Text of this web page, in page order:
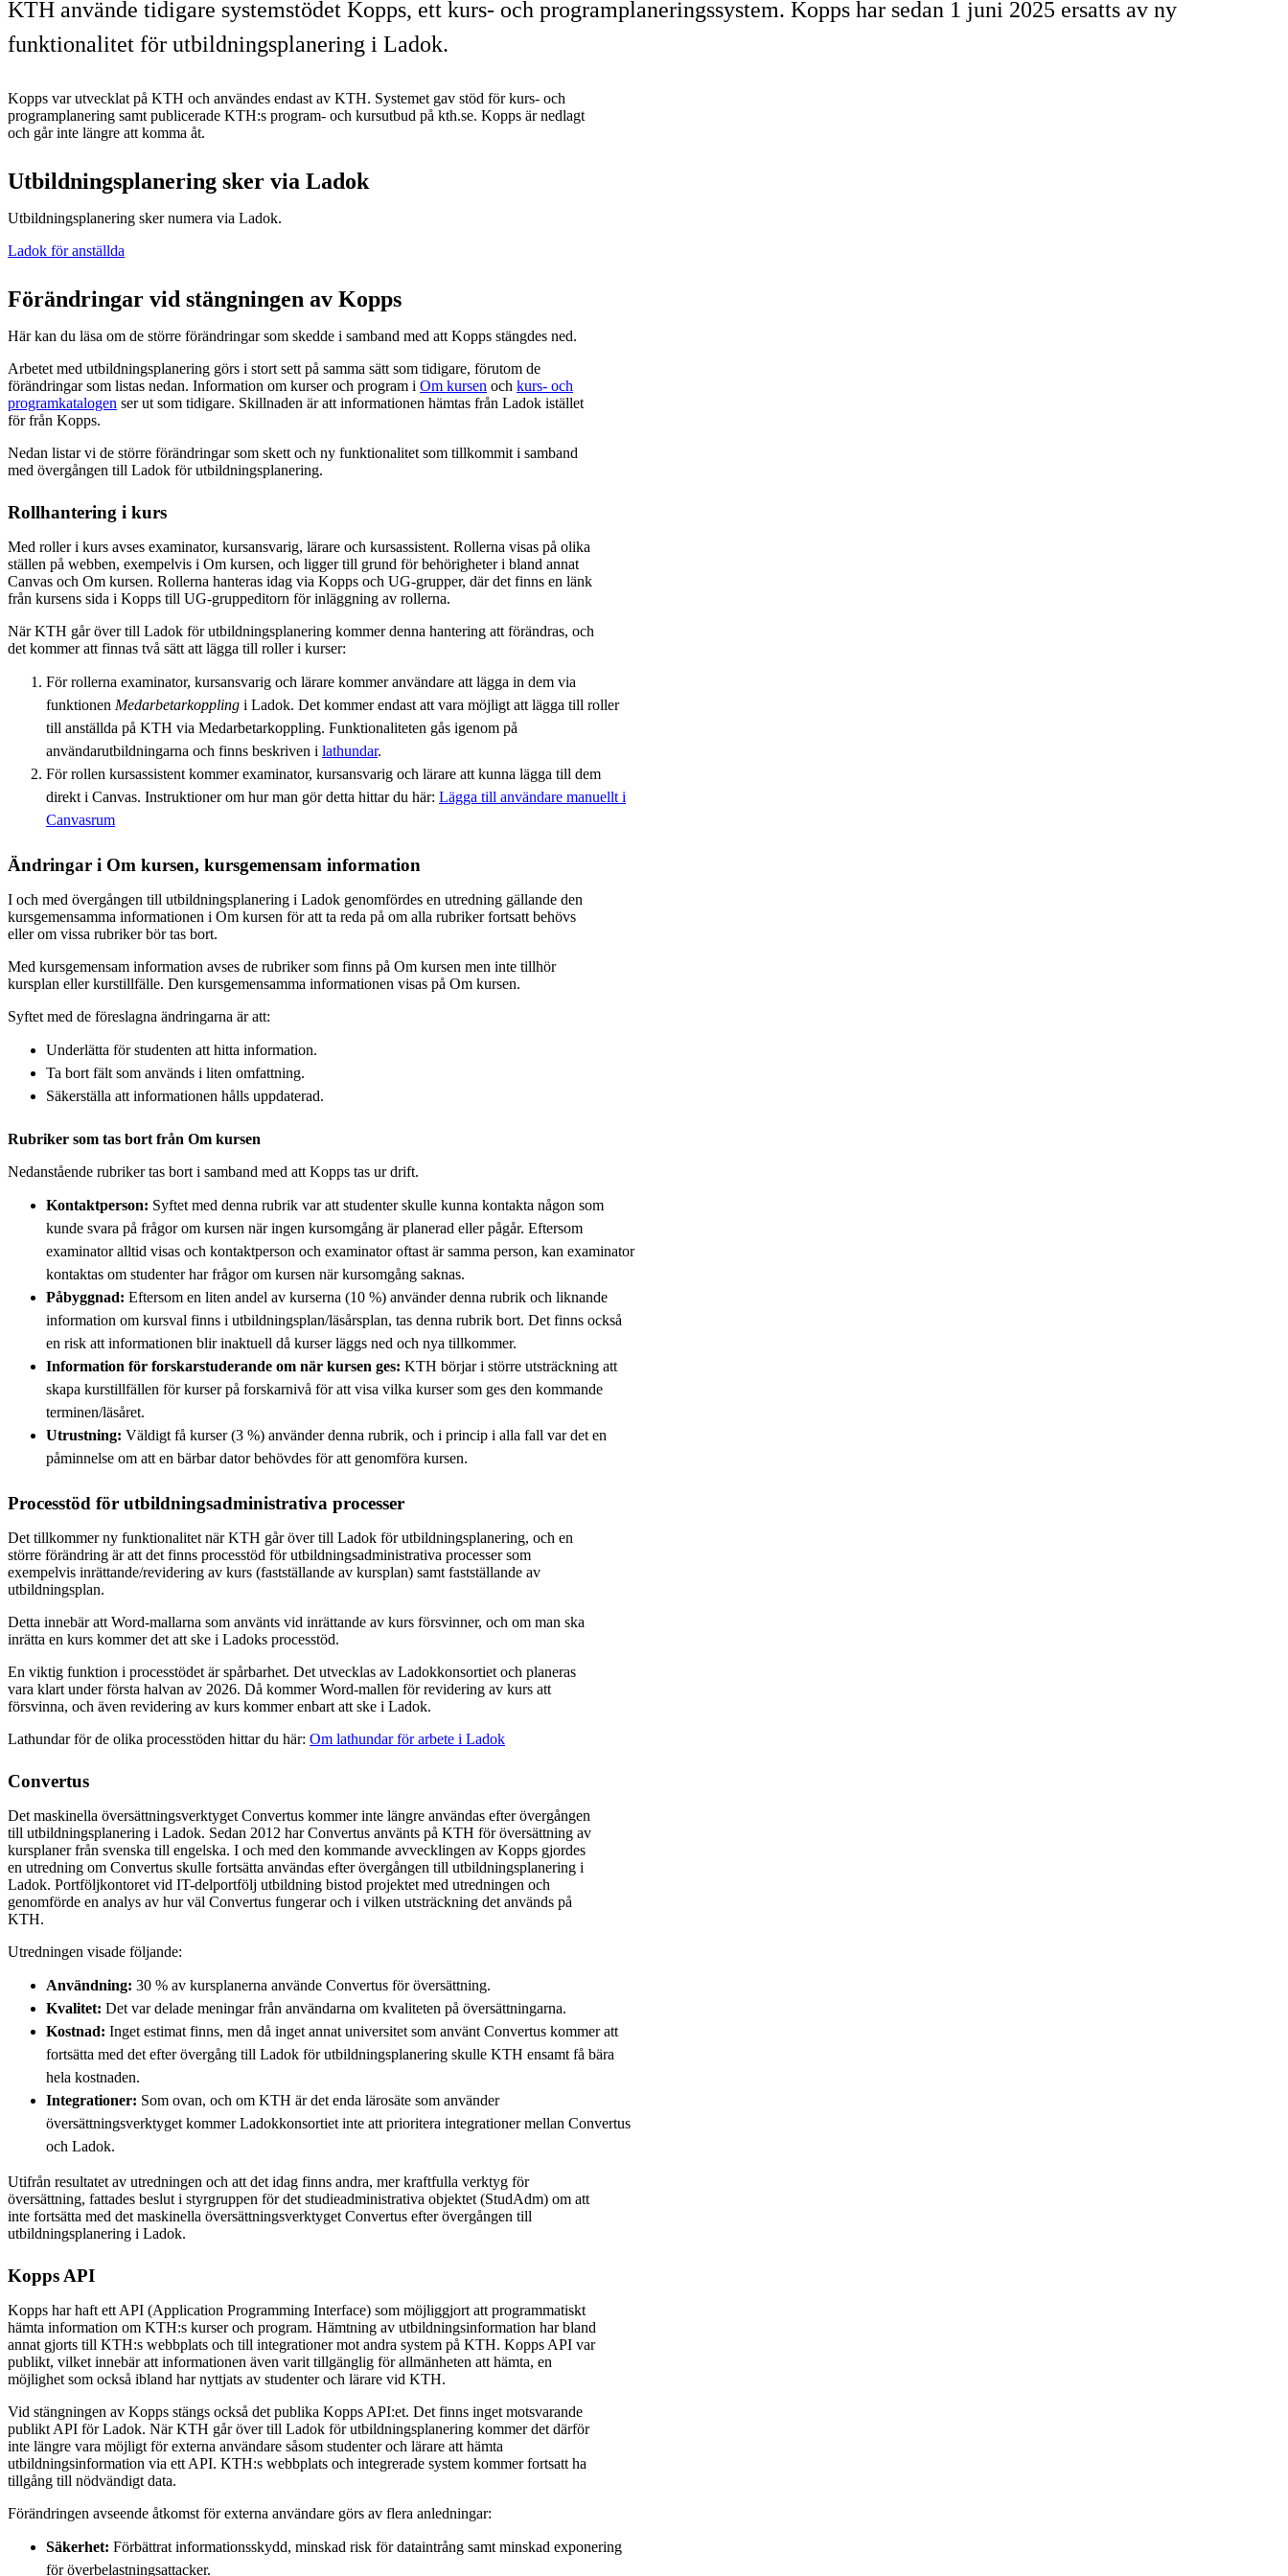
KTH använde tidigare systemstödet Kopps, ett kurs- och programplaneringssystem. Kopps har sedan 1 juni 2025 ersatts av ny
funktionalitet för utbildningsplanering i Ladok.
Kopps var utvecklat på KTH och användes endast av KTH. Systemet gav stöd för kurs- och
programplanering samt publicerade KTH:s program- och kursutbud på kth.se. Kopps är nedlagt
och går inte längre att komma åt.
Utbildningsplanering sker via Ladok
Utbildningsplanering sker numera via Ladok.
Ladok för anställda
Förändringar vid stängningen av Kopps
Här kan du läsa om de större förändringar som skedde i samband med att Kopps stängdes ned.
Arbetet med utbildningsplanering görs i stort sett på samma sätt som tidigare, förutom de
förändringar som listas nedan. Information om kurser och program i Om kursen och kurs- och
programkatalogen ser ut som tidigare. Skillnaden är att informationen hämtas från Ladok istället
för från Kopps.
Nedan listar vi de större förändringar som skett och ny funktionalitet som tillkommit i samband
med övergången till Ladok för utbildningsplanering.
Rollhantering i kurs
Med roller i kurs avses examinator, kursansvarig, lärare och kursassistent. Rollerna visas på olika
ställen på webben, exempelvis i Om kursen, och ligger till grund för behörigheter i bland annat
Canvas och Om kursen. Rollerna hanteras idag via Kopps och UG-grupper, där det finns en länk
från kursens sida i Kopps till UG-gruppeditorn för inläggning av rollerna.
När KTH går över till Ladok för utbildningsplanering kommer denna hantering att förändras, och
det kommer att finnas två sätt att lägga till roller i kurser:
För rollerna examinator, kursansvarig och lärare kommer användare att lägga in dem via
funktionen Medarbetarkoppling i Ladok. Det kommer endast att vara möjligt att lägga till roller
till anställda på KTH via Medarbetarkoppling. Funktionaliteten gås igenom på
användarutbildningarna och finns beskriven i lathundar.
För rollen kursassistent kommer examinator, kursansvarig och lärare att kunna lägga till dem
direkt i Canvas. Instruktioner om hur man gör detta hittar du här: Lägga till användare manuellt i
Canvasrum
Ändringar i Om kursen, kursgemensam information
I och med övergången till utbildningsplanering i Ladok genomfördes en utredning gällande den
kursgemensamma informationen i Om kursen för att ta reda på om alla rubriker fortsatt behövs
eller om vissa rubriker bör tas bort.
Med kursgemensam information avses de rubriker som finns på Om kursen men inte tillhör
kursplan eller kurstillfälle. Den kursgemensamma informationen visas på Om kursen.
Syftet med de föreslagna ändringarna är att:
Underlätta för studenten att hitta information.
Ta bort fält som används i liten omfattning.
Säkerställa att informationen hålls uppdaterad.
Rubriker som tas bort från Om kursen
Nedanstående rubriker tas bort i samband med att Kopps tas ur drift.
Kontaktperson: Syftet med denna rubrik var att studenter skulle kunna kontakta någon som
kunde svara på frågor om kursen när ingen kursomgång är planerad eller pågår. Eftersom
examinator alltid visas och kontaktperson och examinator oftast är samma person, kan examinator
kontaktas om studenter har frågor om kursen när kursomgång saknas.
Påbyggnad: Eftersom en liten andel av kurserna (10 %) använder denna rubrik och liknande
information om kursval finns i utbildningsplan/läsårsplan, tas denna rubrik bort. Det finns också
en risk att informationen blir inaktuell då kurser läggs ned och nya tillkommer.
Information för forskarstuderande om när kursen ges: KTH börjar i större utsträckning att
skapa kurstillfällen för kurser på forskarnivå för att visa vilka kurser som ges den kommande
terminen/läsåret.
Utrustning: Väldigt få kurser (3 %) använder denna rubrik, och i princip i alla fall var det en
påminnelse om att en bärbar dator behövdes för att genomföra kursen.
Processtöd för utbildningsadministrativa processer
Det tillkommer ny funktionalitet när KTH går över till Ladok för utbildningsplanering, och en
större förändring är att det finns processtöd för utbildningsadministrativa processer som
exempelvis inrättande/revidering av kurs (fastställande av kursplan) samt fastställande av
utbildningsplan.
Detta innebär att Word-mallarna som använts vid inrättande av kurs försvinner, och om man ska
inrätta en kurs kommer det att ske i Ladoks processtöd.
En viktig funktion i processtödet är spårbarhet. Det utvecklas av Ladokkonsortiet och planeras
vara klart under första halvan av 2026. Då kommer Word-mallen för revidering av kurs att
försvinna, och även revidering av kurs kommer enbart att ske i Ladok.
Lathundar för de olika processtöden hittar du här: Om lathundar för arbete i Ladok
Convertus
Det maskinella översättningsverktyget Convertus kommer inte längre användas efter övergången
till utbildningsplanering i Ladok. Sedan 2012 har Convertus använts på KTH för översättning av
kursplaner från svenska till engelska. I och med den kommande avvecklingen av Kopps gjordes
en utredning om Convertus skulle fortsätta användas efter övergången till utbildningsplanering i
Ladok. Portföljkontoret vid IT-delportfölj utbildning bistod projektet med utredningen och
genomförde en analys av hur väl Convertus fungerar och i vilken utsträckning det används på
KTH.
Utredningen visade följande:
Användning: 30 % av kursplanerna använde Convertus för översättning.
Kvalitet: Det var delade meningar från användarna om kvaliteten på översättningarna.
Kostnad: Inget estimat finns, men då inget annat universitet som använt Convertus kommer att
fortsätta med det efter övergång till Ladok för utbildningsplanering skulle KTH ensamt få bära
hela kostnaden.
Integrationer: Som ovan, och om KTH är det enda lärosäte som använder
översättningsverktyget kommer Ladokkonsortiet inte att prioritera integrationer mellan Convertus
och Ladok.
Utifrån resultatet av utredningen och att det idag finns andra, mer kraftfulla verktyg för
översättning, fattades beslut i styrgruppen för det studieadministrativa objektet (StudAdm) om att
inte fortsätta med det maskinella översättningsverktyget Convertus efter övergången till
utbildningsplanering i Ladok.
Kopps API
Kopps har haft ett API (Application Programming Interface) som möjliggjort att programmatiskt
hämta information om KTH:s kurser och program. Hämtning av utbildningsinformation har bland
annat gjorts till KTH:s webbplats och till integrationer mot andra system på KTH. Kopps API var
publikt, vilket innebär att informationen även varit tillgänglig för allmänheten att hämta, en
möjlighet som också ibland har nyttjats av studenter och lärare vid KTH.
Vid stängningen av Kopps stängs också det publika Kopps API:et. Det finns inget motsvarande
publikt API för Ladok. När KTH går över till Ladok för utbildningsplanering kommer det därför
inte längre vara möjligt för externa användare såsom studenter och lärare att hämta
utbildningsinformation via ett API. KTH:s webbplats och integrerade system kommer fortsatt ha
tillgång till nödvändigt data.
Förändringen avseende åtkomst för externa användare görs av flera anledningar:
Säkerhet: Förbättrat informationsskydd, minskad risk för dataintrång samt minskad exponering
för överbelastningsattacker.